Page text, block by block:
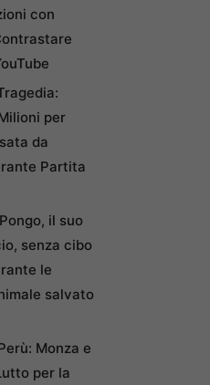
con
per
da
Partita
il suo
senza cibo
le
salvato
Monza e
per la